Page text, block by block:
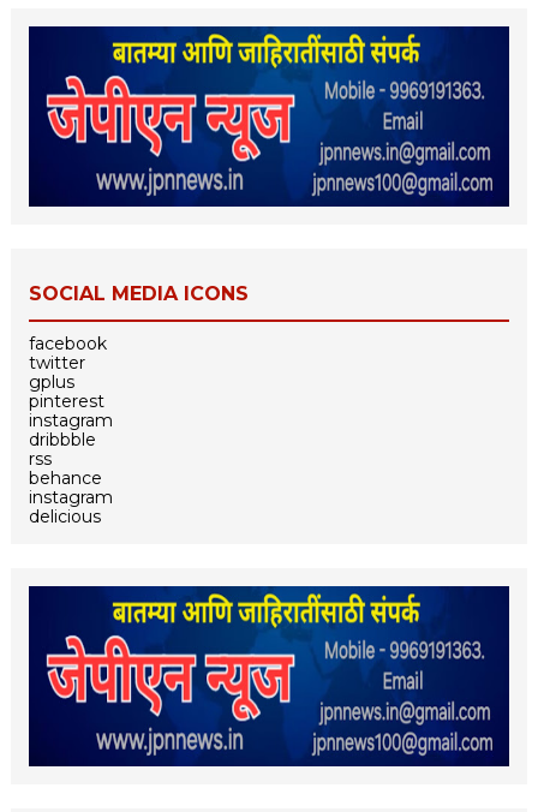
SOCIAL MEDIA ICONS
facebook
twitter
gplus
pinterest
instagram
dribbble
rss
behance
instagram
delicious